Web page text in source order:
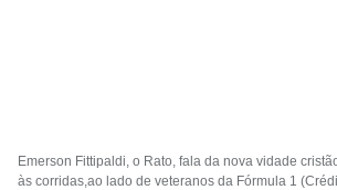
Emerson Fittipaldi, o Rato, fala da nova vidade
às corridas,ao lado de veteranos da Fórmula 1